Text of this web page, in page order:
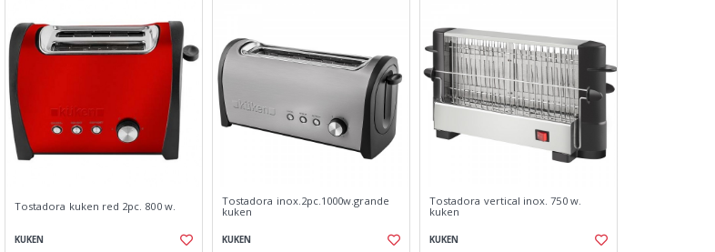
Tostadora kuken red 2pc. 800 w.
KUKEN
Tostadora inox.2pc.1000w.grande
kuken
KUKEN
Tostadora vertical inox. 750 w.
kuken
KUKEN